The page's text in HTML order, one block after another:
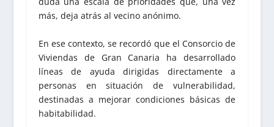
más, deja atrás al vecino anónimo.
En ese contexto, se recordó que el Consorcio de
Viviendas de Gran Canaria ha desarrollado
líneas de ayuda dirigidas directamente a
personas en situación de vulnerabilidad,
destinadas a mejorar condiciones básicas de
habitabilidad.